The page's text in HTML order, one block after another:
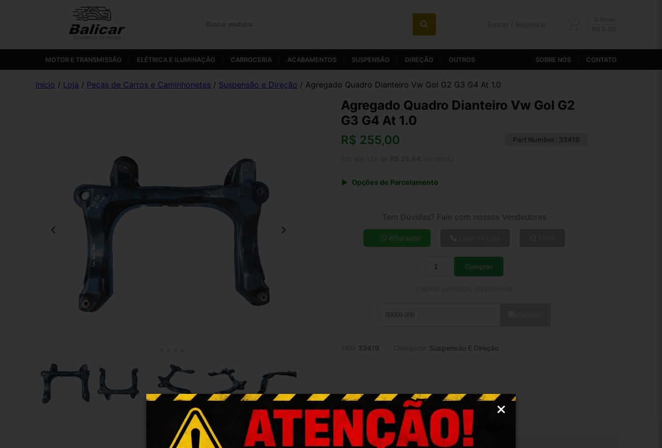
MOTOR E TRANSMISSÃO ELÉTRICA E ILUMINAÇÃO CARROCERIA ACABAMENTOS SUSPENSÃO DIREÇÃO OUTROS SOBRE NÓS CONTATO
Início / Loja / Peças de Carros e Caminhonetes / Suspensão e Direção / Agregado Quadro Dianteiro Vw Gol G2 G3 G4 At 1.0
Agregado Quadro Dianteiro Vw Gol G2
G3 G4 At 1.0
R$ 255,00 Part Number: 33419
Opções de Parcelamento
7x de R$ 41,79
9x de R$ 33,35
Tem Dúvidas? Fale com nossos Vendedores
Whatsapp
Quantidade
Comprar
33419 Suspensão E Direção